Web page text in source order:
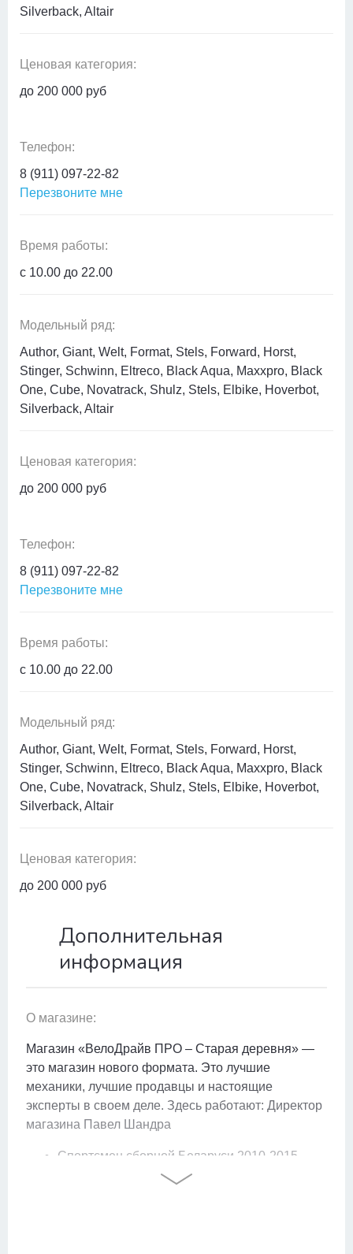
Silverback, Altair
Ценовая категория:
до 200 000 руб
Телефон:
8 (911) 097-22-82
Перезвоните мне
Время работы:
с 10.00 до 22.00
Модельный ряд:
Author, Giant, Welt, Format, Stels, Forward, Horst,
Stinger, Schwinn, Eltreco, Black Aqua, Maxxpro, Black
One, Cube, Novatrack, Shulz, Stels, Elbike, Hoverbot,
Silverback, Altair
Ценовая категория:
до 200 000 руб
Телефон:
8 (911) 097-22-82
Перезвоните мне
Время работы:
с 10.00 до 22.00
Модельный ряд:
Author, Giant, Welt, Format, Stels, Forward, Horst,
Stinger, Schwinn, Eltreco, Black Aqua, Maxxpro, Black
One, Cube, Novatrack, Shulz, Stels, Elbike, Hoverbot,
Silverback, Altair
Ценовая категория:
до 200 000 руб
Дополнительная
информация
О магазине:
Магазин «ВелоДрайв ПРО – Старая деревня» —
это магазин нового формата. Это лучшие
механики, лучшие продавцы и настоящие
эксперты в своем деле. Здесь работают: Директор
магазина Павел Шандра
Спортсмен сборной Беларуси 2010-2015
Призер чемпионата Беларуси на шоссе и